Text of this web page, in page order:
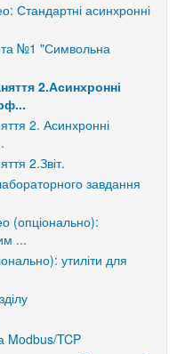
Стандартні асинхронні
№1 "Символьна
2.Асинхронні
2. Асинхронні
2.Звіт.
завдання
(опціонально):
...
утиліти для
Modbus/TCP